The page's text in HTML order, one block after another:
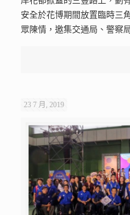
安全於花博期間放置臨時三
眾陳情，邀集交通局、警察
23 7 月, 2019